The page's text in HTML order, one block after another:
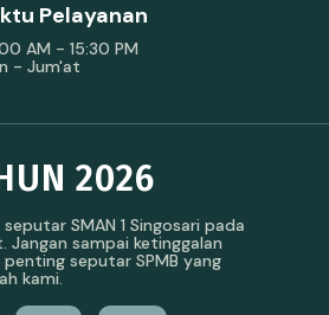
Pelayanan
AM - 15:30 PM
- Jum'at
2026
SMAN 1 Singosari pada
Jangan sampai ketinggalan
seputar SPMB yang
kami.